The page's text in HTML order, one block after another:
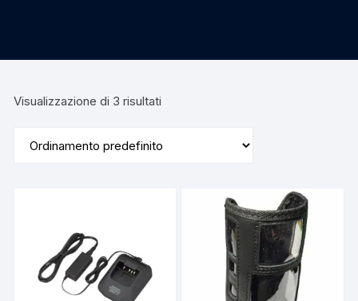
Visualizzazione di 3 risultati